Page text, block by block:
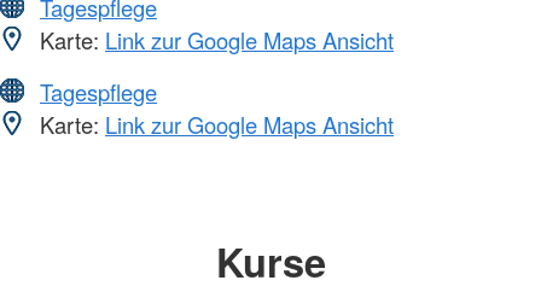
Tagespflege
Karte: Link zur Google Maps Ansicht
Tagespflege
Karte: Link zur Google Maps Ansicht
Kurse